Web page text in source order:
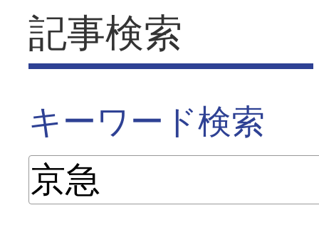
記事検索
キーワード検索